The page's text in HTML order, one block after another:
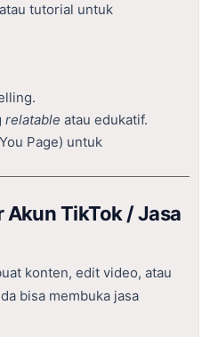
tutorial untuk
relatable atau edukatif.
Page) untuk
Akun TikTok / Jasa
konten, edit video, atau
bisa membuka jasa